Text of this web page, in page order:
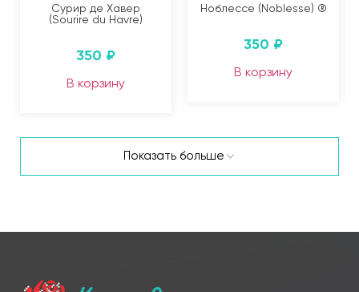
Сурир де Хавер
(Sourire du Havre)
350 ₽
В корзину
Ноблессе (Noblesse) ®
350 ₽
В корзину
Показать больше